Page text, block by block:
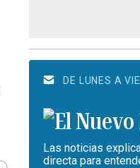
DE LUNES A
Las noticias
directa para